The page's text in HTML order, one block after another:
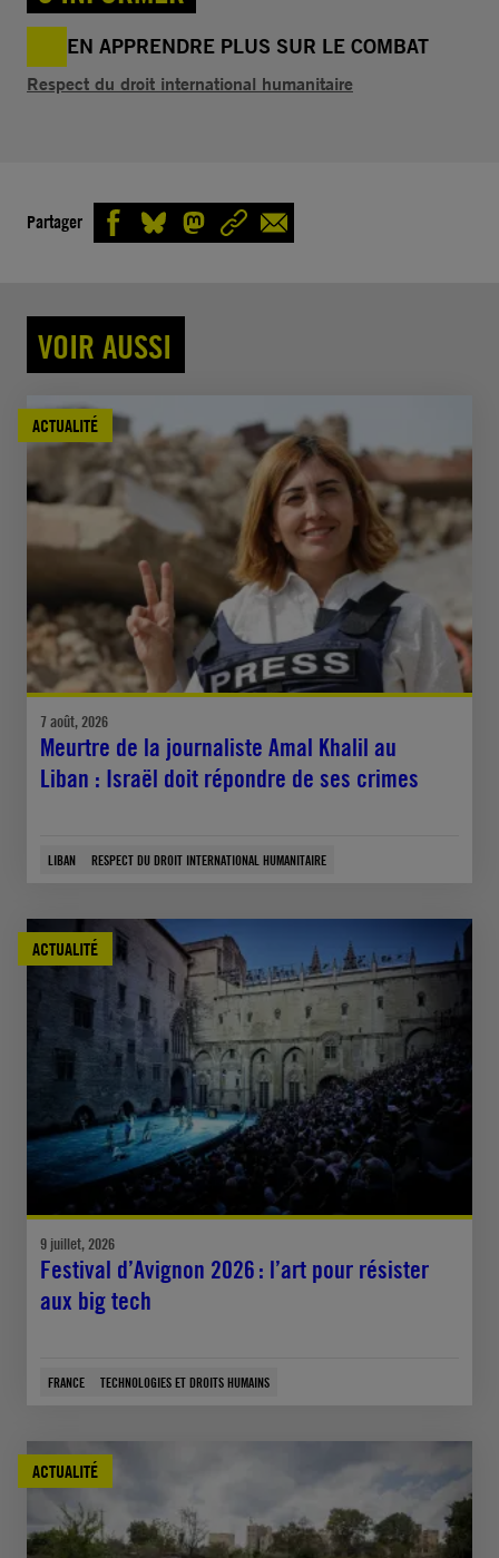
EN APPRENDRE PLUS SUR LE COMBAT
Respect du droit international humanitaire
Partager
VOIR AUSSI
ACTUALITÉ
7 août, 2026
Meurtre de la journaliste Amal Khalil au
Liban : Israël doit répondre de ses crimes
LIBAN RESPECT DU DROIT INTERNATIONAL HUMANITAIRE
ACTUALITÉ
9 juillet, 2026
Festival d’Avignon 2026 : l’art pour résister
aux big tech
FRANCE TECHNOLOGIES ET DROITS HUMAINS
ACTUALITÉ